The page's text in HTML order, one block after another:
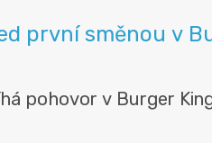
první směnou v
pohovor v Burger